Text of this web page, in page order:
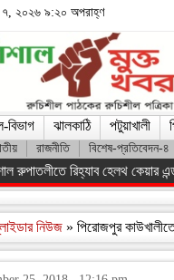
২০২৬ ৯:২০ অপরাহ্ণ
বিভাগ ঝালকাঠি পটুয়াখালী
রাজনীতি বিশেষ-প্রতিবেদন-৪
ভাঙ্গায় নিয়ন্ত্রণ হারিয়ে
নিউজ » পিরোজপুর